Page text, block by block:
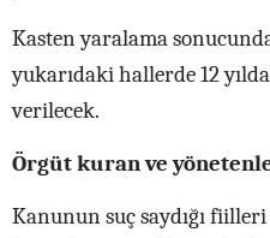
Kasten yaralama
yukarıdaki hallerde 12
verilecek.
Örgüt kuran ve
Kanunun suç saydığı